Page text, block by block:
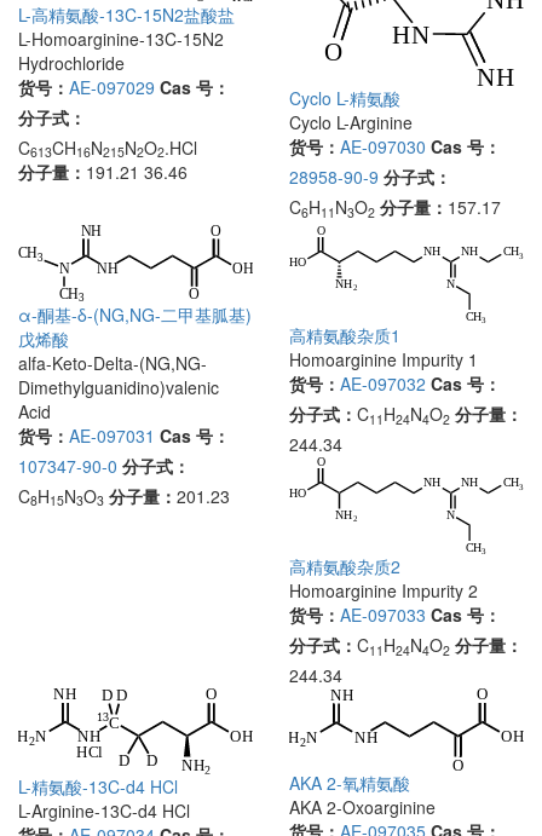
L-高精氨酸-13C-15N2盐酸盐
L-Homoarginine-13C-15N2
Hydrochloride
货号： AE-097029 Cas 号：
分子式：
C613CH16N215N2O2.HCl
分子量： 191.21 36.46
Cyclo L-精氨酸
Cyclo L-Arginine
货号： AE-097030 Cas 号：
28958-90-9 分子式：
C6H11 N3O2 分子量： 157.17
α-酮基-δ-(NG,NG-二甲基胍基)
戊烯酸
alfa-Keto-Delta-(NG,NG-
Dimethylguanidino)valenic
Acid
货号： AE-097031 Cas 号：
107347-90-0 分子式：
C8H15N3O3 分子量： 201.23
高精氨酸杂质1
Homoarginine Impurity 1
货号： AE-097032 Cas 号：
分子式： C11 H24N4O2 分子量：
244.34
高精氨酸杂质2
Homoarginine Impurity 2
货号： AE-097033 Cas 号：
分子式： C11 H24N4O2 分子量：
244.34
L-精氨酸-13C-d4 HCl
L-Arginine-13C-d4 HCl
AKA 2-氧精氨酸
AKA 2-Oxoarginine